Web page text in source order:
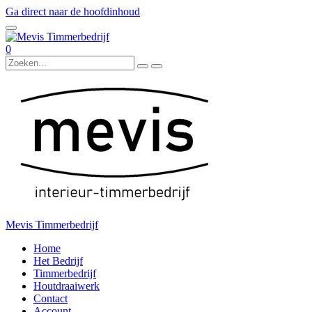
Ga direct naar de hoofdinhoud
0
Mevis Timmerbedrijf
Home
Het Bedrijf
Timmerbedrijf
Houtdraaiwerk
Contact